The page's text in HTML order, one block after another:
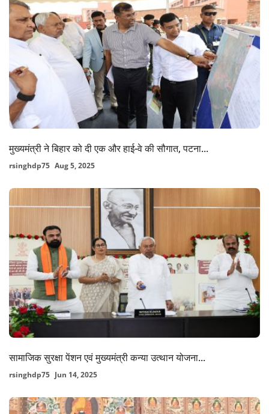
मुख्यमंत्री ने बिहार को दी एक और हाई-वे की सौगात, पटना...
rsinghdp75 Aug 5, 2025
सामाजिक सुरक्षा पेंशन एवं मुख्यमंत्री कन्या उत्थान योजना...
rsinghdp75 Jun 14, 2025